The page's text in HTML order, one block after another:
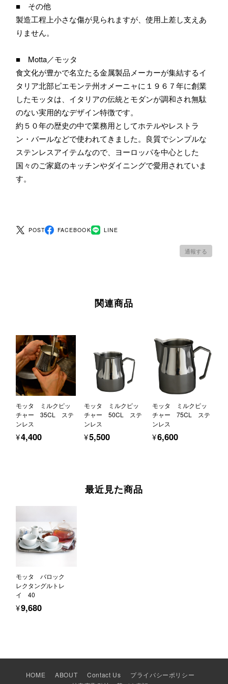
■ その他
製造工程上小さな傷が見られますが、使用上差し支えあ
りません。
■ Motta／モッタ
食文化が豊かで名立たる金属製品メーカーが集結するイ
タリア北部ピエモンテ州オメーニャに１９６７年に創業
したモッタは、イタリアの伝統とモダンが調和され無駄
のない実用的なデザイン特徴です。
約５０年の歴史の中で業務用としてホテルやレストラ
ン・バールなどで使われてきました。良質でシンプルな
ステンレスアイテムなので、ヨーロッパを中心とした
国々のご家庭のキッチンやダイニングで愛用されていま
す。
POST FACEBOOK LINE
通報する
関連商品
モッタ ミルクピッ
チャー 35CL ステ
ンレス
¥4,400
モッタ ミルクピッ
チャー 50CL ステ
ンレス
¥5,500
モッタ ミルクピッ
チャー 75CL ステ
ンレス
¥6,600
最近見た商品
モッタ バロック
レクタングルトレ
イ 40
¥9,680
HOME ABOUT Contact Us
プライバシーポリシー